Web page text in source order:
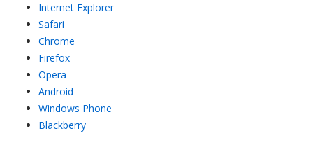
Internet Explorer
Safari
Chrome
Firefox
Opera
Android
Windows Phone
Blackberry